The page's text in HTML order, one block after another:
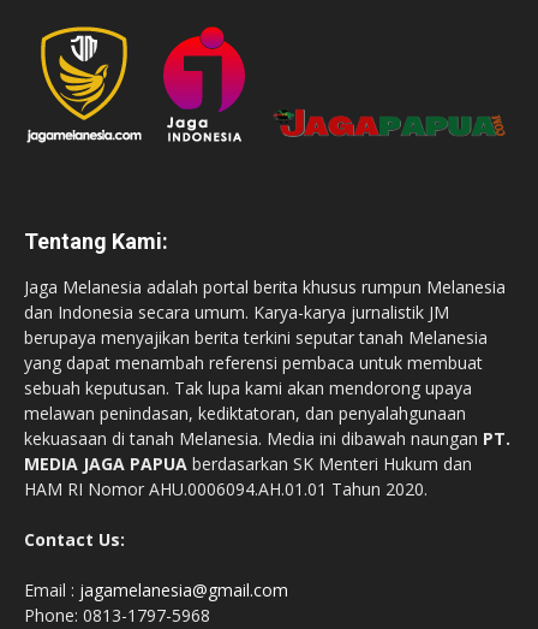
Tentang Kami:
Jaga Melanesia adalah portal berita khusus rumpun Melanesia
dan Indonesia secara umum. Karya-karya jurnalistik JM
berupaya menyajikan berita terkini seputar tanah Melanesia
yang dapat menambah referensi pembaca untuk membuat
sebuah keputusan. Tak lupa kami akan mendorong upaya
melawan penindasan, kediktatoran, dan penyalahgunaan
kekuasaan di tanah Melanesia. Media ini dibawah naungan PT.
MEDIA JAGA PAPUA berdasarkan SK Menteri Hukum dan
HAM RI Nomor AHU.0006094.AH.01.01 Tahun 2020.
Contact Us:
Email : jagamelanesia@gmail.com
Phone: 0813-1797-5968